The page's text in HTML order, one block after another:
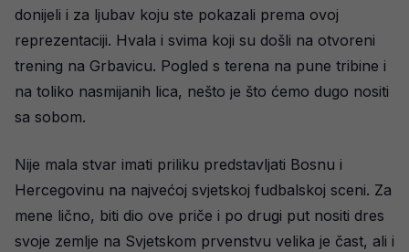
donijeli i za ljubav koju ste pokazali prema ovoj
reprezentaciji. Hvala i svima koji su došli na otvoreni
trening na Grbavicu. Pogled s terena na pune tribine i
na toliko nasmijanih lica, nešto je što ćemo dugo nositi
sa sobom.
Nije mala stvar imati priliku predstavljati Bosnu i
Hercegovinu na najvećoj svjetskoj fudbalskoj sceni. Za
mene lično, biti dio ove priče i po drugi put nositi dres
svoje zemlje na Svjetskom prvenstvu velika je čast, ali i